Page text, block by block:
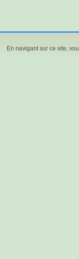
En navigant sur ce site,